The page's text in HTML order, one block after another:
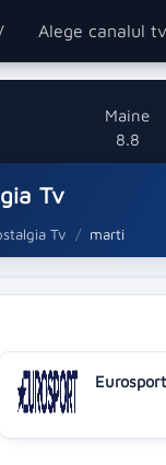
Alege canalul tv
Maine
8.8
Tv
Tv marti